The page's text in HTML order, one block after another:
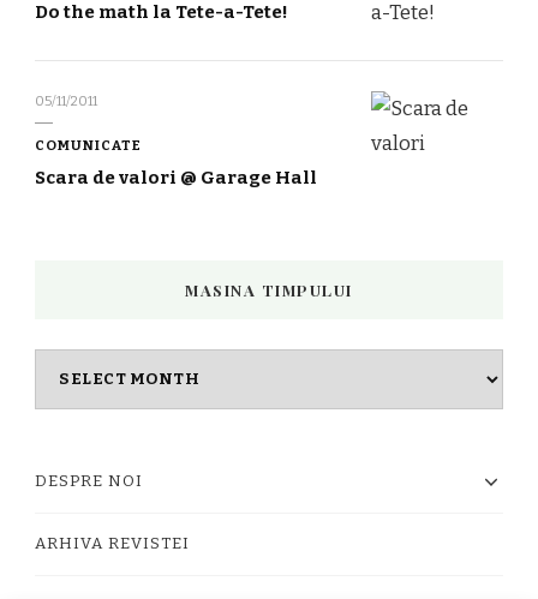
Do the math la Tete-a-Tete!
05/11/2011
COMUNICATE
Scara de valori @ Garage Hall
MASINA TIMPULUI
DESPRE NOI
ARHIVA REVISTEI